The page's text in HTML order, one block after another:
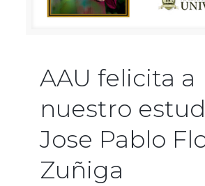
AAU felicita a
nuestro
Jose Pablo
Zuñiga